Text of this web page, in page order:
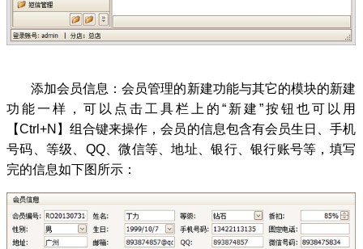
添加会员信息：会员管理的新建功能与其它的模块的新建
功能一样，可以点击工具栏上的“新建”按钮也可以用
【Ctrl+N】组合键来操作，会员的信息包含有会员生日、手机
号码、等级、QQ、微信等、地址、银行、银行账号等，填写
完的信息如下图所示：